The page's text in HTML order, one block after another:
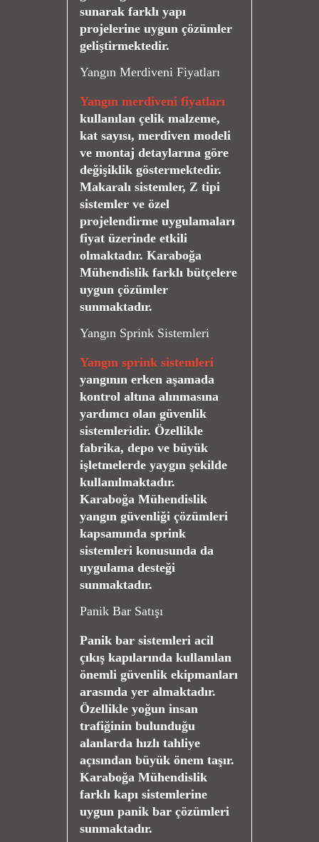
sunarak farklı yapı
projelerine uygun çözümler
geliştirmektedir.
Yangın Merdiveni Fiyatları
Yangın merdiveni fiyatları
kullanılan çelik malzeme,
kat sayısı, merdiven modeli
ve montaj detaylarına göre
değişiklik göstermektedir.
Makaralı sistemler, Z tipi
sistemler ve özel
projelendirme uygulamaları
fiyat üzerinde etkili
olmaktadır. Karaboğa
Mühendislik farklı bütçelere
uygun çözümler
sunmaktadır.
Yangın Sprink Sistemleri
Yangın sprink sistemleri
yangının erken aşamada
kontrol altına alınmasına
yardımcı olan güvenlik
sistemleridir. Özellikle
fabrika, depo ve büyük
işletmelerde yaygın şekilde
kullanılmaktadır.
Karaboğa Mühendislik
yangın güvenliği çözümleri
kapsamında sprink
sistemleri konusunda da
uygulama desteği
sunmaktadır.
Panik Bar Satışı
Panik bar sistemleri acil
çıkış kapılarında kullanılan
önemli güvenlik ekipmanları
arasında yer almaktadır.
Özellikle yoğun insan
trafiğinin bulunduğu
alanlarda hızlı tahliye
açısından büyük önem taşır.
Karaboğa Mühendislik
farklı kapı sistemlerine
uygun panik bar çözümleri
sunmaktadır.